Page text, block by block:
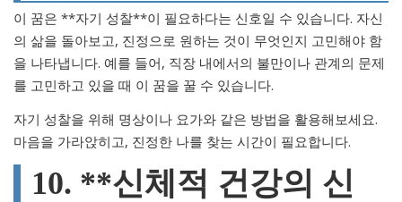
이 꿈은 **자기 성찰**이 필요하다는 신호일 수 있습니다. 자신
의 삶을 돌아보고, 진정으로 원하는 것이 무엇인지 고민해야 함
을 나타냅니다. 예를 들어, 직장 내에서의 불만이나 관계의 문제
를 고민하고 있을 때 이 꿈을 꿀 수 있습니다.
자기 성찰을 위해 명상이나 요가와 같은 방법을 활용해보세요.
마음을 가라앉히고, 진정한 나를 찾는 시간이 필요합니다.
10. **신체적 건강의 신